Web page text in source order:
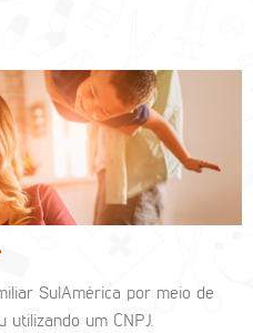
SulAmérica por meio de
utilizando um CNPJ.